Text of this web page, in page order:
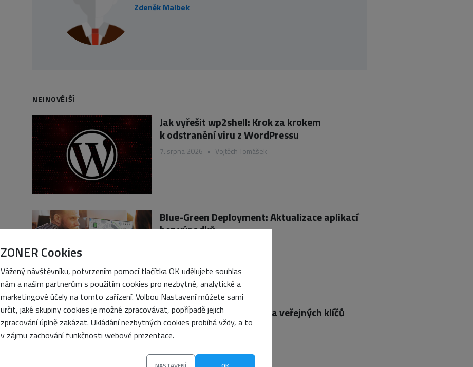
ZONER Cookies
Vážený návštěvníku, potvrzením pomocí tlačítka OK udělujete souhlas
nám a našim partnerům s použitím cookies pro nezbytné, analytické a
marketingové účely na tomto zařízení. Volbou Nastavení můžete sami
určit, jaké skupiny cookies je možné zpracovávat, popřípadě jejich
zpracování úplně zakázat. Ukládání nezbytných cookies probíhá vždy, a to
v zájmu zachování funkčnosti webové prezentace.
Zdeněk Malbek
NEJNOVĚJŠÍ
Jak vyřešit wp2shell: Krok za krokem
k odstranění viru z WordPressu
7. srpna 2026 • Vojtěch Tomášek
Blue-Green Deployment: Aktualizace aplikací
bez výpadků
Jak funguje infrastruktura veřejných klíčů
(PKI)
6. srpna 2026